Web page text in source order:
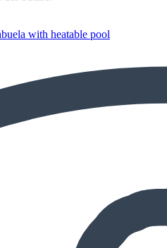
with heatable pool